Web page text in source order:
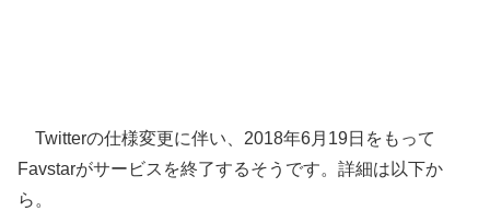
Twitterの仕様変更に伴い、2018年6月19日をもって
Favstarがサービスを終了するそうです。詳細は以下か
ら。